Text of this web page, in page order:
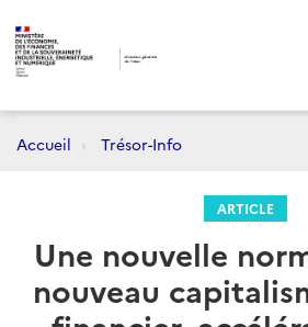
Accueil Trésor-Info
ARTICLE
Une nouvelle
nouveau